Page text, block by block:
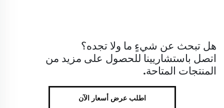
هل تبحث عن شيءٍ ما ولا تجده؟
اتصل باستشاريينا للحصول على مزيد من
المنتجات المتاحة.
اطلب عرض أسعار الآن